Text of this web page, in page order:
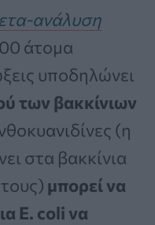
ανάλυση
άτομα
υποδηλώνει
των βακκίνιων
(η
στα βακκίνια
μπορεί να
E. coli να